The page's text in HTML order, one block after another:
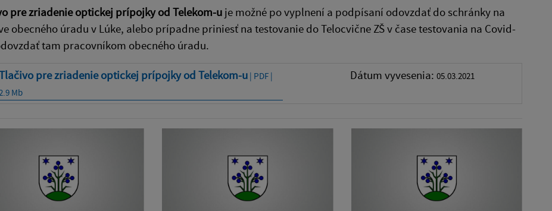
pre zriadenie optickej prípojky od Telekom-u je možné po vyplnení a podpísaní odovzdať do schránky na
obecného úradu v Lúke, alebo prípadne priniesť na testovanie do Telocvične ZŠ v čase testovania na Covid-
tam pracovníkom obecného úradu.
pre zriadenie optickej prípojky od Telekom-u| PDF |
Mb
Dátum vyvesenia: 05.03.2021